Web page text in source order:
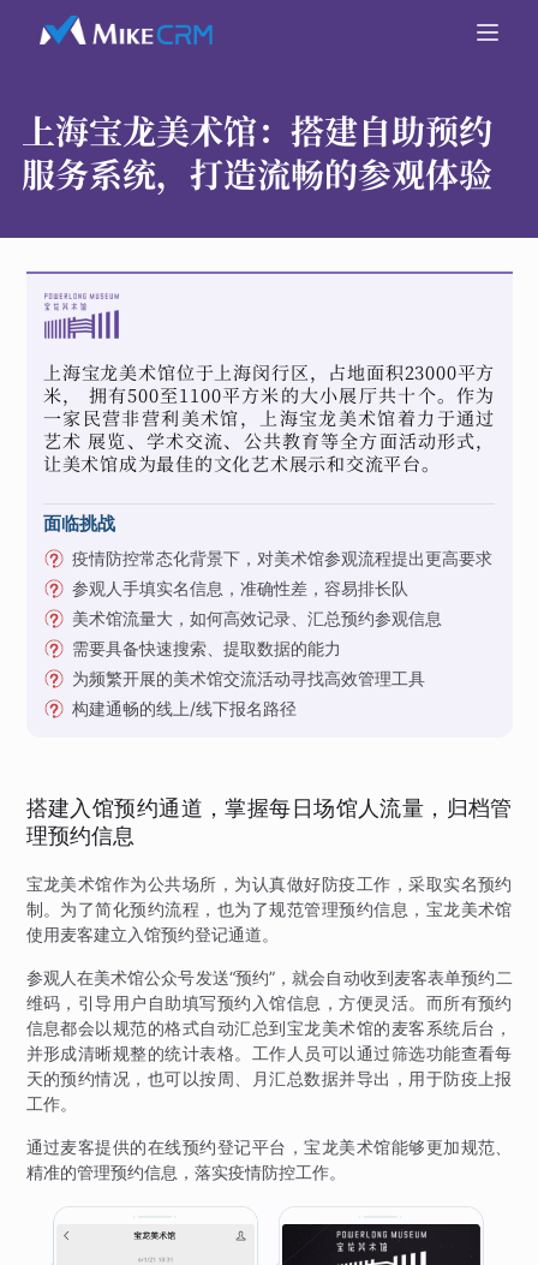
上海宝龙美术馆： 搭建自助预约
服务系统，打造流畅的参观体验
上海宝龙美术馆位于上海闵行区，占地面积23000平方
米， 拥有500至1100平方米的大小展厅共十个。作为
一家民营非营利美术馆，上海宝龙美术馆着力于通过
艺术 展览、学术交流、公共教育等全方面活动形式，
让美术馆成为最佳的文化艺术展示和交流平台。
面临挑战
疫情防控常态化背景下，对美术馆参观流程提出更高要求
参观人手填实名信息，准确性差，容易排长队
美术馆流量大，如何高效记录、汇总预约参观信息
需要具备快速搜索、提取数据的能力
为频繁开展的美术馆交流活动寻找高效管理工具
构建通畅的线上/线下报名路径
搭建入馆预约通道，掌握每日场馆人流量，归档管
理预约信息
宝龙美术馆作为公共场所，为认真做好防疫工作，采取实名预约
制。为了简化预约流程，也为了规范管理预约信息，宝龙美术馆
使用麦客建立入馆预约登记通道。
参观人在美术馆公众号发送“预约”，就会自动收到麦客表单预约二
维码，引导用户自助填写预约入馆信息，方便灵活。而所有预约
信息都会以规范的格式自动汇总到宝龙美术馆的麦客系统后台，
并形成清晰规整的统计表格。工作人员可以通过筛选功能查看每
天的预约情况，也可以按周、月汇总数据并导出，用于防疫上报
工作。
通过麦客提供的在线预约登记平台，宝龙美术馆能够更加规范、
精准的管理预约信息，落实疫情防控工作。